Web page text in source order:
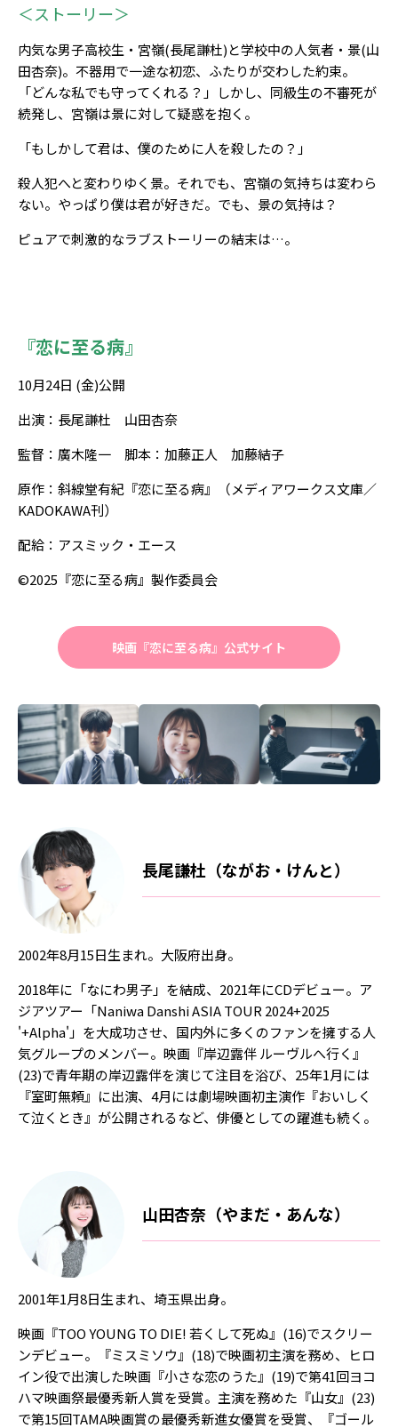
＜ストーリー＞
内気な男子高校生・宮嶺(長尾謙杜)と学校中の人気者・景(山
田杏奈)。不器用で一途な初恋、ふたりが交わした約束。
「どんな私でも守ってくれる？」しかし、同級生の不審死が
続発し、宮嶺は景に対して疑惑を抱く。
「もしかして君は、僕のために人を殺したの？」
殺人犯へと変わりゆく景。それでも、宮嶺の気持ちは変わら
ない。やっぱり僕は君が好きだ――。でも、景の気持は？
ピュアで刺激的なラブストーリーの結末は…。
『恋に至る病』
10月24日 (金)公開
出演：長尾謙杜 山田杏奈
監督：廣木隆一 脚本：加藤正人 加藤結子
原作：斜線堂有紀『恋に至る病』（メディアワークス文庫／
KADOKAWA刊）
配給：アスミック・エース
©2025『恋に至る病』製作委員会
映画『恋に至る病』公式サイト
長尾謙杜（ながお・けんと）
2002年8月15日生まれ。大阪府出身。
2018年に「なにわ男子」を結成、2021年にCDデビュー。ア
ジアツアー「Naniwa Danshi ASIA TOUR 2024+2025
'+Alpha'」を大成功させ、国内外に多くのファンを擁する人
気グループのメンバー。映画『岸辺露伴 ルーヴルへ行く』
(23)で青年期の岸辺露伴を演じて注目を浴び、25年1月には
『室町無頼』に出演、4月には劇場映画初主演作『おいしく
て泣くとき』が公開されるなど、俳優としての躍進も続く。
山田杏奈（やまだ・あんな）
2001年1月8日生まれ、埼玉県出身。
映画『TOO YOUNG TO DIE! 若くして死ぬ』(16)でスクリー
ンデビュー。『ミスミソウ』(18)で映画初主演を務め、ヒロ
イン役で出演した映画『小さな恋のうた』(19)で第41回ヨコ
ハマ映画祭最優秀新人賞を受賞。主演を務めた『山女』(23)
で第15回TAMA映画賞の最優秀新進女優賞を受賞、『ゴール